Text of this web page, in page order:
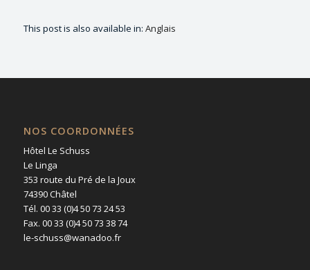
This post is also available in: Anglais
NOS COORDONNÉES
Hôtel Le Schuss
Le Linga
353 route du Pré de la Joux
74390 Châtel
Tél. 00 33 (0)4 50 73 24 53
Fax. 00 33 (0)4 50 73 38 74
le-schuss@wanadoo.fr